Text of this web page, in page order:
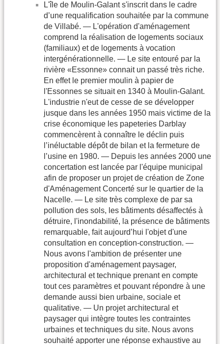
L'île de Moulin-Galant s'inscrit dans le cadre
d’une requalification souhaitée par la commune
de Villabé. — L'opération d'aménagement
comprend la réalisation de logements sociaux
(familiaux) et de logements à vocation
intergénérationnelle. — Le site entouré par la
rivière «Essonne» connait un passé très riche.
En effet le premier moulin à papier de
l'Essonnes se situait en 1340 à Moulin-Galant.
L'industrie n'eut de cesse de se développer
jusque dans les années 1950 mais victime de la
crise économique les papeteries Darblay
commencèrent à connaître le déclin puis
l’inéluctable dépôt de bilan et la fermeture de
l’usine en 1980. — Depuis les années 2000 une
concertation est lancée par l'équipe municipal
afin de proposer un projet de création de Zone
d'Aménagement Concerté sur le quartier de la
Nacelle. — Le site très complexe de par sa
pollution des sols, les bâtiments désaffectés à
détruire, l'inondabilité, la présence de bâtiments
remarquable, fait aujourd’hui l'objet d'une
consultation en conception-construction. —
Nous avons l'ambition de présenter une
proposition d'aménagement paysager,
architectural et technique prenant en compte
tout ces paramètres et pouvant répondre à une
demande aussi bien urbaine, sociale et
qualitative. — Un projet architectural et
paysager qui intègre toutes les contraintes
urbaines et techniques du site. Nous avons
souhaité apporter une réponse exhaustive au